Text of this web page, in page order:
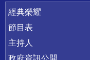
快速連結
經典榮耀
節目表
主持人
政府資訊公開